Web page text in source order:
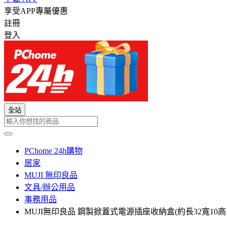
享受APP專屬優惠
註冊
登入
全站
PChome 24h購物
居家
MUJI 無印良品
文具/辦公用品
事務用品
MUJI無印良品 鋼製掀蓋式電源插座收納盒(約長32寬10高